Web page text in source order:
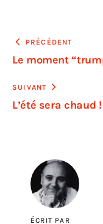
PRÉCÉDENT
Le moment
SUIVANT
L’été sera chaud !
ÉCRIT PAR